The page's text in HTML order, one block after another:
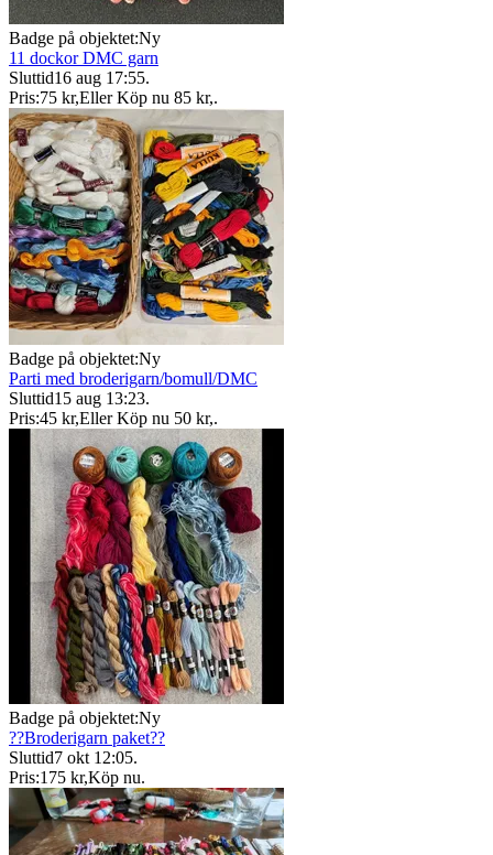
Badge på objektet:Ny
11 dockor DMC garn
Sluttid16 aug 17:55.
Pris:75 kr,Eller Köp nu 85 kr,.
Badge på objektet:Ny
Parti med broderigarn/bomull/DMC
Sluttid15 aug 13:23.
Pris:45 kr,Eller Köp nu 50 kr,.
Badge på objektet:Ny
??Broderigarn paket??
Sluttid7 okt 12:05.
Pris:175 kr,Köp nu.